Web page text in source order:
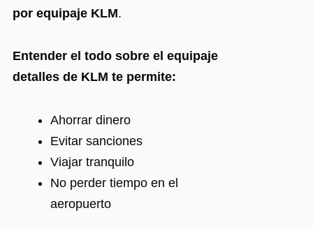
por equipaje KLM.
Entender el todo sobre el equipaje
detalles de KLM te permite:
Ahorrar dinero
Evitar sanciones
Viajar tranquilo
No perder tiempo en el
aeropuerto